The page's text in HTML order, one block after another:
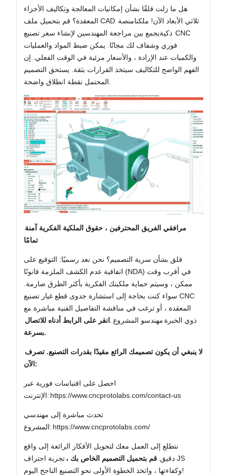
هل ما زلت قلقًا بشأن إمكانيات المعالجة وتكاليف الأجزاء
المعقدة؟ قم بتحميل ملف CAD ثلاثي الأبعاد الآن! ملكنامنصة
ذكيةيجمع بين مراجعة المهندسين لإنشاء سعر تصنيع CNC
فوري وشفاف لك مجانًا. يمكن ضبط المواد والعمليات
والكميات عند الإرادة ، والأسعار مرئية في الوقت الفعلي. إن
الفهم الواضح للتكاليف سيتخذ القرارات بثقة. يستحق التصميم
مرافقي الفريق المحترفين ، حقوق الملكية الفكرية آمنة
تمامًا
قلق بشأن سرية التصميم؟ نحن نعد رسميًا: التوقيع على
اتفاقية عدم الكشف الملزمة قانونًا (NDA) في أقرب وقت
ممكن ، وسيتم حماية ملكيتك الفكرية بأكثر الطرق صارمة.
سواء كنت بحاجة إلى استشارة جدوى قطع غيار تصنيع CNC
المعقدة ، أو ترغب في مناقشة التفاصيل الفنية مباشرة مع
ذوي الخبرة مهندسو المشروع
انقر على الرابط أدناه للاتصال
بسرعة.
لا ينبغي أن يكون تصميمك الرائع مقيدًا بقدرات التصنيع. تصرف
الآن:
احصل على اقتباسات فورية عبر
الإنترنت: https://www.cncprotolabs.com/contact-us
تحدث مباشرة إلى مهندسي
المشروع: https://www.cncprotolabs.com/
نتطلع إلى العمل معك لتحويل الأفكار الرائعة إلى واقع
دقيق. قم بتحميل التصميم الخاص بك ،تجربة احتراف JS
وكفاءتها ، واتخذ الخطوة الأولى نحو التصنيع الناجح اليوم!